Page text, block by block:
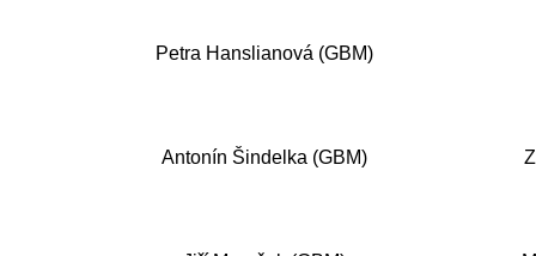
Petra Hanslianová (GBM)
Antonín Šindelka (GBM)